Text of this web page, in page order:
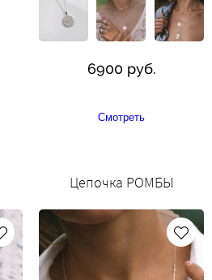
6900 руб.
Смотреть
Цепочка РОМБЫ